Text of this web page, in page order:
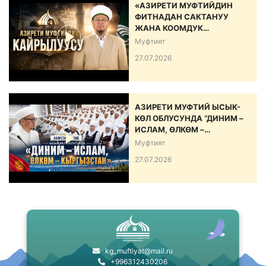
«АЗИРЕТИ МУФТИЙДИН
ФИТНАДАН САКТАНУУ
ЖАНА КООМДУК
ЫНТЫМАКТЫ БЕКЕМДӨӨ
Муфтият
27.07.2026
АЗИРЕТИ МУФТИЙ ЫСЫК-
КӨЛ ОБЛУСУНДА “ДИНИМ –
ИСЛАМ, ӨЛКӨМ –
КЫРГЫЗСТАН” АТТУУ ИШ-
Муфтият
27.07.2026
kg_muftiyat@mail.ru
+996312430206